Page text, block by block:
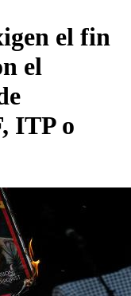
el fin
el
ITP o